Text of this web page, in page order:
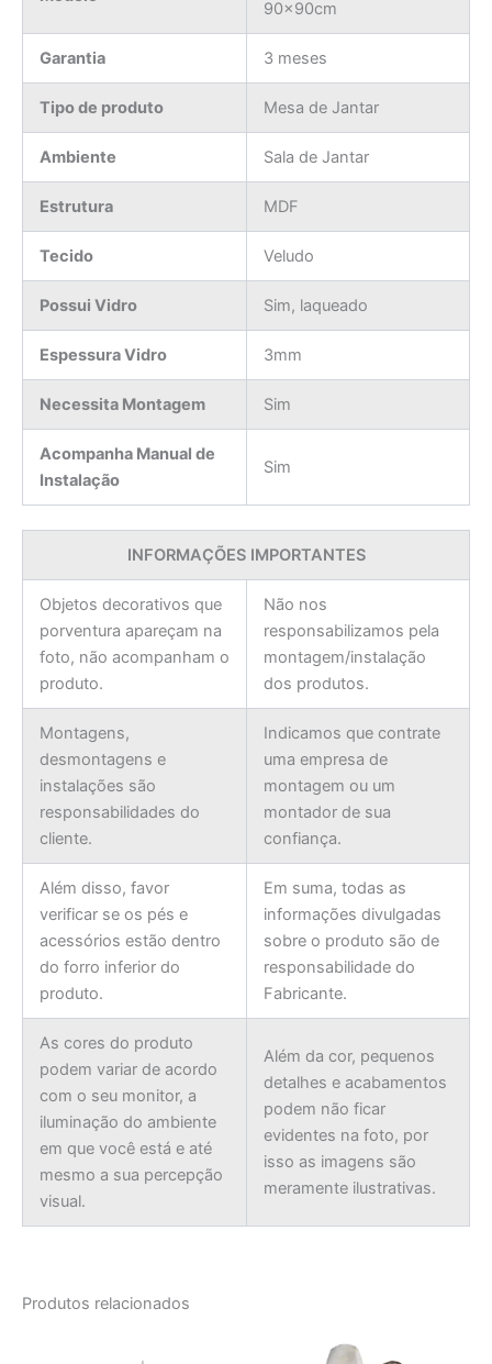
90x90cm
Garantia 3 meses
Tipo de produto Mesa de Jantar
Ambiente Sala de Jantar
Estrutura MDF
Tecido Veludo
Possui Vidro Sim, laqueado
Espessura Vidro 3mm
Necessita Montagem Sim
Acompanha Manual de
Instalação
Sim
INFORMAÇÕES IMPORTANTES
Objetos decorativos que
porventura apareçam na
foto, não acompanham o
produto.
Não nos
responsabilizamos pela
montagem/instalação
dos produtos.
Montagens,
desmontagens e
instalações são
responsabilidades do
cliente.
Indicamos que contrate
uma empresa de
montagem ou um
montador de sua
confiança.
Além disso, favor
verificar se os pés e
acessórios estão dentro
do forro inferior do
produto.
Em suma, todas as
informações divulgadas
sobre o produto são de
responsabilidade do
Fabricante.
As cores do produto
podem variar de acordo
com o seu monitor, a
iluminação do ambiente
em que você está e até
mesmo a sua percepção
visual.
Além da cor, pequenos
detalhes e acabamentos
podem não ficar
evidentes na foto, por
isso as imagens são
meramente ilustrativas.
Produtos relacionados